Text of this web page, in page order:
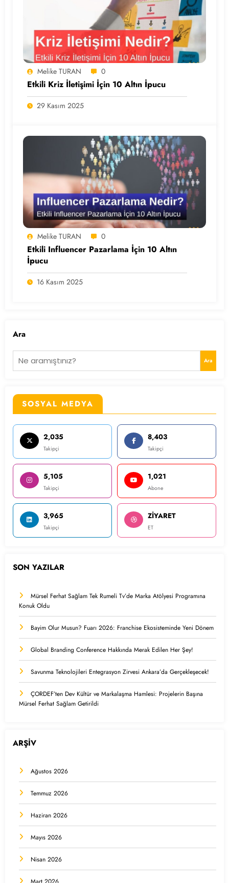
Melike TURAN 0
Etkili Kriz İletişimi İçin 10 Altın İpucu
29 Kasım 2025
Melike TURAN 0
Etkili Influencer Pazarlama İçin 10 Altın
İpucu
16 Kasım 2025
Ara
Ara
SOSYAL MEDYA
2,035
Takipçi
8,403
Takipçi
5,105
Takipçi
1,021
Abone
3,965
Takipçi
ZİYARET
ET
SON YAZILAR
Mürsel Ferhat Sağlam Tek Rumeli Tv’de Marka Atölyesi Programına
Konuk Oldu
Bayim Olur Musun? Fuarı 2026: Franchise Ekosisteminde Yeni Dönem
Global Branding Conference Hakkında Merak Edilen Her Şey!
Savunma Teknolojileri Entegrasyon Zirvesi Ankara’da Gerçekleşecek!
ÇORDEF’ten Dev Kültür ve Markalaşma Hamlesi: Projelerin Başına
Mürsel Ferhat Sağlam Getirildi
ARŞİV
Ağustos 2026
Temmuz 2026
Haziran 2026
Mayıs 2026
Nisan 2026